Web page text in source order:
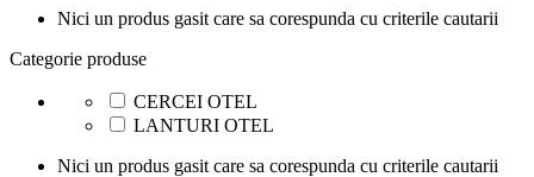
Nici un produs gasit care sa corespunda cu criterile cautarii
Categorie produse
CERCEI OTEL
LANTURI OTEL
Nici un produs gasit care sa corespunda cu criterile cautarii